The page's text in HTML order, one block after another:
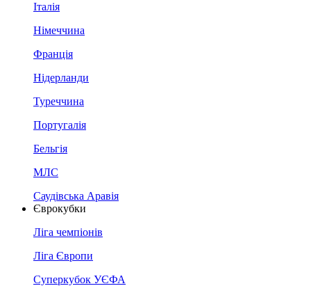
Італія
Німеччина
Франція
Нідерланди
Туреччина
Португалія
Бельгія
МЛС
Саудівська Аравія
Єврокубки
Ліга чемпіонів
Ліга Європи
Суперкубок УЄФА